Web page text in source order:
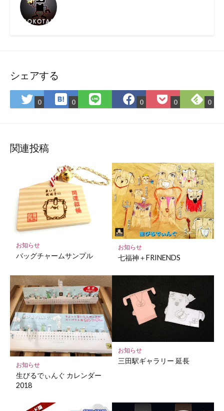
シェアする
Twitter
で
ア
0 は
て
マ
ー
ク
に
保
存
0
LINE
で
Facebook
で
0
Pocket
に
0
で
0
関連投稿
お知らせ
バッグチャームサンプル
お知らせ
七福神＋FRINENDS
お知らせ
生びるでぃんぐ カレンダー
2018
お知らせ
三田駅ギャラリー 延長